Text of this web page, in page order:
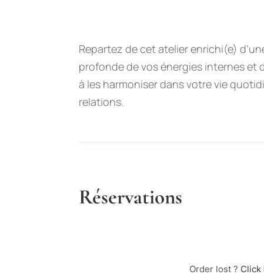
Repartez de cet atelier enrichi(e)
profonde de vos énergies internes et
à les harmoniser dans votre vie
relations.
Réservations